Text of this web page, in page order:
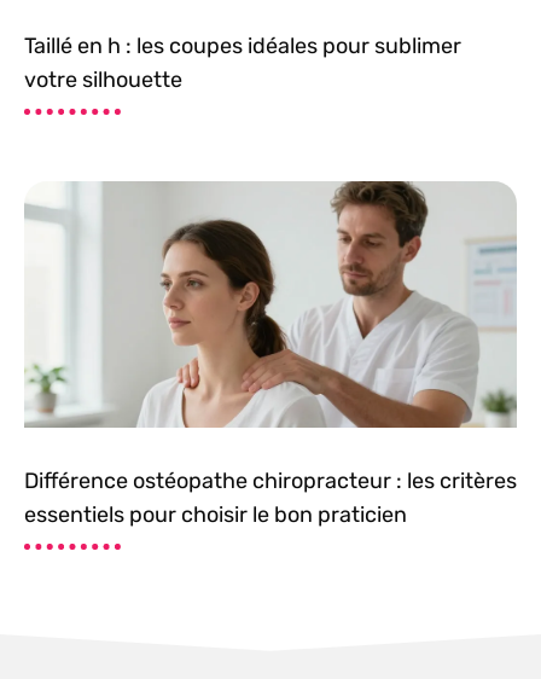
Taillé en h : les coupes idéales pour sublimer
votre silhouette
Différence ostéopathe chiropracteur : les critères
essentiels pour choisir le bon praticien